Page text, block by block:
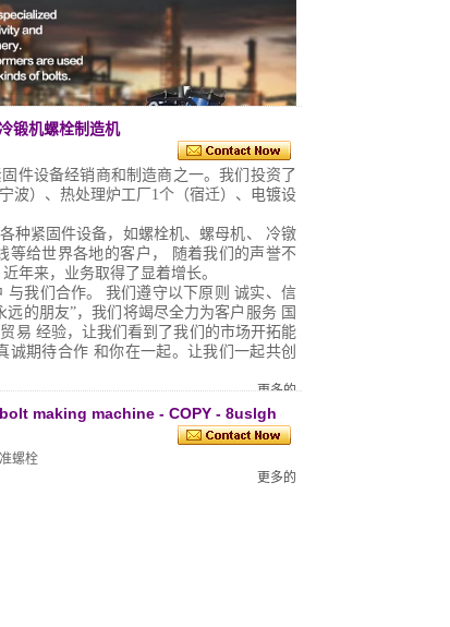
锻机螺栓制造机
件设备经销商和制造商之一。我们投资了
波）、热处理炉工厂1个（宿迁）、电镀设
种紧固件设备，如螺栓机、螺母机、
冷镦
等给世界各地的客户，
随着我们的声誉不
近年来，业务取得了显着增长。
与我们合作。 我们遵守以下原则 诚实、信
的朋友”，我们将竭尽全力为客户服务 国
易 经验，让我们看到了我们的市场开拓能
诚期待合作 和你在一起。让我们一起共创
更多的
making machine - COPY - 8uslgh
螺栓
更多的